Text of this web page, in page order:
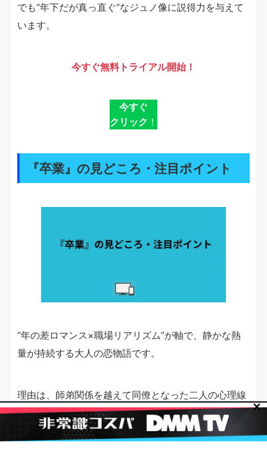
でも“年下だが真っ直ぐ”なジュノ像に説得力を与えて
います。
今すぐ無料トライアル開始！
今すぐ
クリック ！
『卒業』の見どころ・注目ポイント
“年の差ロマンス×職場リアリズム”が軸で、静かな熱
量が持続する大人の恋物語です。
理由は、師弟関係を越えて同僚となった二人の心理線
を徹底的に追い、教室・模試・保護者対応など“塾現場
のリアル”が恋の障壁として機能するからです。
✕